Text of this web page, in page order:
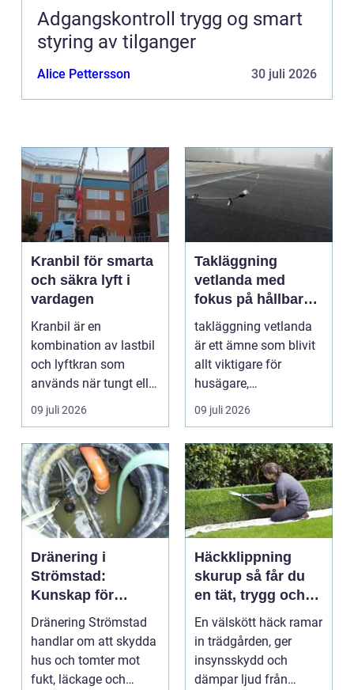
Adgangskontroll trygg og smart
styring av tilganger
Alice Pettersson 30 juli 2026
Kranbil för smarta
och säkra lyft i
vardagen
Kranbil är en
kombination av lastbil
och lyftkran som
används när tungt eller
skrymma...
09 juli 2026
Takläggning
vetlanda med
fokus på hållbara
tak och trygga hus
takläggning vetlanda
är ett ämne som blivit
allt viktigare för
husägare,
bostadsrättsföreningar
och ...
09 juli 2026
Dränering i
Strömstad:
Kunskap för
tryggare
husgrunder
Dränering Strömstad
handlar om att skydda
hus och tomter mot
fukt, läckage och
Häckklippning
skurup så får du
en tät, trygg och
snygg häck året
runt
En välskött häck ramar
in trädgården, ger
insynsskydd och
dämpar ljud från